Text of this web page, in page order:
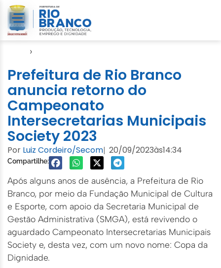
›
Prefeitura de Rio Branco
anuncia retorno do
Campeonato
Intersecretarias Municipais
Society 2023
Por Luiz Cordeiro/Secom| 20/09/2023às14:34
Compartilhe:
Após alguns anos de ausência, a Prefeitura de Rio
Branco, por meio da Fundação Municipal de Cultura
e Esporte, com apoio da Secretaria Municipal de
Gestão Administrativa (SMGA), está revivendo o
aguardado Campeonato Intersecretarias Municipais
Society e, desta vez, com um novo nome: Copa da
Dignidade.